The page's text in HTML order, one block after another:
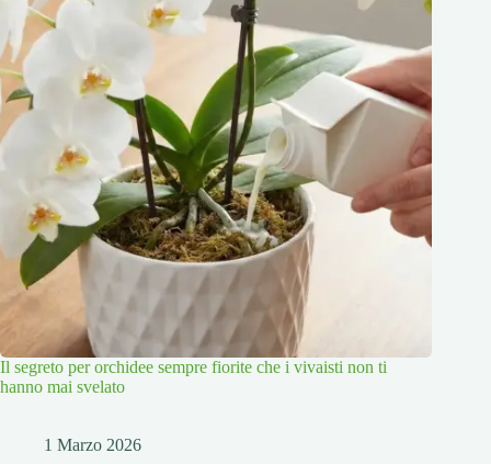
Il segreto per orchidee sempre fiorite che i vivaisti non ti
hanno mai svelato
1 Marzo 2026